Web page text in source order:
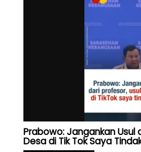
Prabowo: Jangankan Usul
Desa di Tik Tok Saya